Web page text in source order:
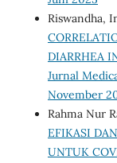
Riswandha,
DIARRHEA
Jurnal
November
Rahma Nur
EFIKASI
UNTUK